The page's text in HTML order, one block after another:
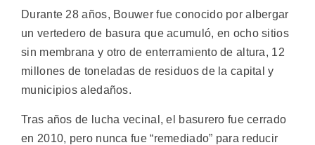
Durante 28 años, Bouwer fue conocido por albergar
un vertedero de basura que acumuló, en ocho sitios
sin membrana y otro de enterramiento de altura, 12
millones de toneladas de residuos de la capital y
municipios aledaños.
Tras años de lucha vecinal, el basurero fue cerrado
en 2010, pero nunca fue “remediado” para reducir